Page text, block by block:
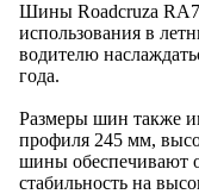
Шины Roadcruza
использования в
водителю
года.
Размеры шин также
профиля 245 мм,
шины обеспечивают
стабильность на